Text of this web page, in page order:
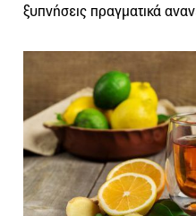
ξυπνήσεις πραγματικά